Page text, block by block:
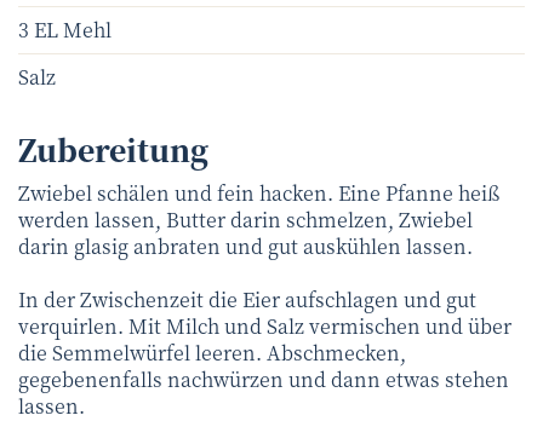
3 EL Mehl
Salz
Zubereitung
Zwiebel schälen und fein hacken. Eine Pfanne heiß
werden lassen, Butter darin schmelzen, Zwiebel
darin glasig anbraten und gut auskühlen lassen.
In der Zwischenzeit die Eier aufschlagen und gut
verquirlen. Mit Milch und Salz vermischen und über
die Semmelwürfel leeren. Abschmecken,
gegebenenfalls nachwürzen und dann etwas stehen
lassen.